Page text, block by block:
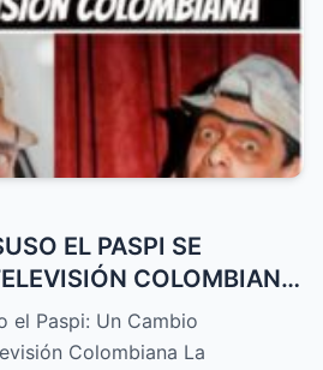
EL PASPI SE
COLOMBIANA
HOY – HTT
el Paspi: Un Cambio
Colombiana La